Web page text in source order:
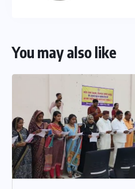
You may also like